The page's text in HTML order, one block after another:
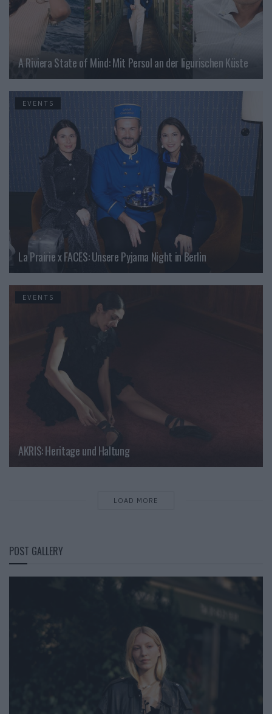
A Riviera State of Mind: Mit Persol an der ligurischen Küste
EVENTS
La Prairie x FACES: Unsere Pyjama Night in Berlin
EVENTS
AKRIS: Heritage und Haltung
LOAD MORE
POST GALLERY